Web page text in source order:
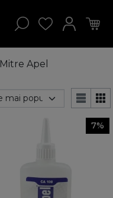
Mitre Apel
7%